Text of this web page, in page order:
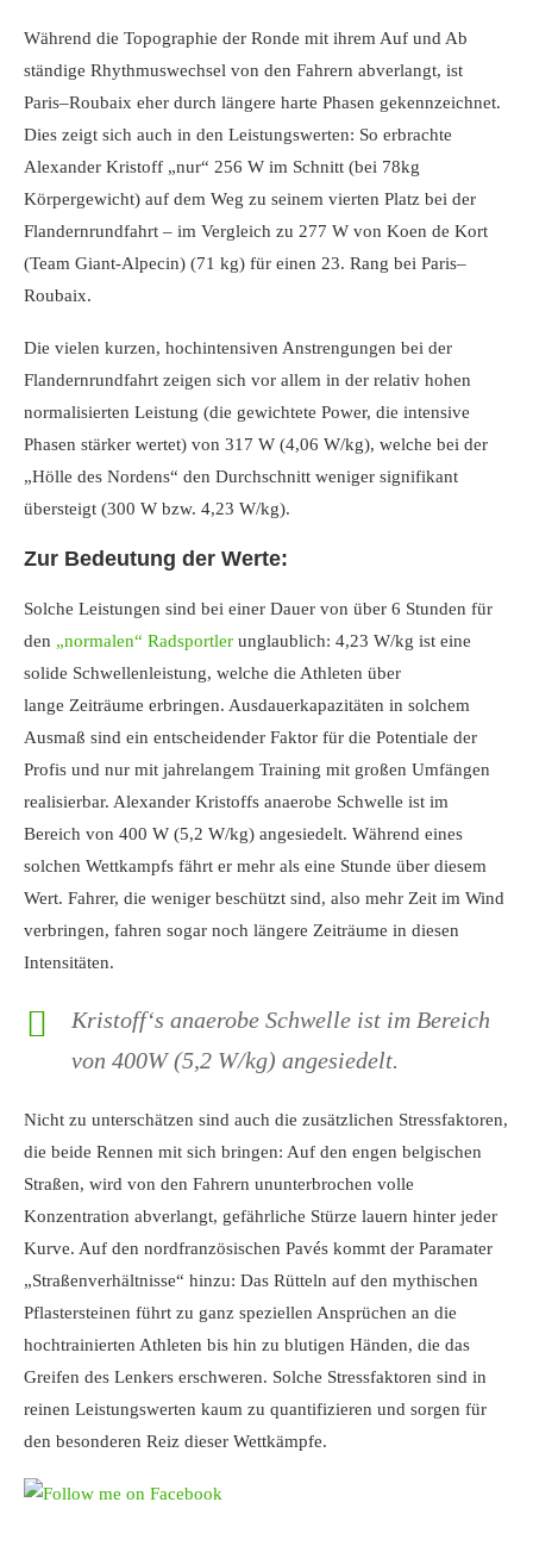
Während die Topographie der Ronde mit ihrem Auf und Ab
ständige Rhythmuswechsel von den Fahrern abverlangt, ist
Paris–Roubaix eher durch längere harte Phasen gekennzeichnet.
Dies zeigt sich auch in den Leistungswerten: So erbrachte
Alexander Kristoff „nur“ 256 W im Schnitt (bei 78kg
Körpergewicht) auf dem Weg zu seinem vierten Platz bei der
Flandernrundfahrt – im Vergleich zu 277 W von Koen de Kort
(Team Giant-Alpecin) (71 kg) für einen 23. Rang bei Paris–
Roubaix.
Die vielen kurzen, hochintensiven Anstrengungen bei der
Flandernrundfahrt zeigen sich vor allem in der relativ hohen
normalisierten Leistung (die gewichtete Power, die intensive
Phasen stärker wertet) von 317 W (4,06 W/kg), welche bei der
„Hölle des Nordens“ den Durchschnitt weniger signifikant
übersteigt (300 W bzw. 4,23 W/kg).
Zur Bedeutung der Werte:
Solche Leistungen sind bei einer Dauer von über 6 Stunden für
den „normalen“ Radsportler unglaublich: 4,23 W/kg ist eine
solide Schwellenleistung, welche die Athleten über
lange Zeiträume erbringen. Ausdauerkapazitäten in solchem
Ausmaß sind ein entscheidender Faktor für die Potentiale der
Profis und nur mit jahrelangem Training mit großen Umfängen
realisierbar. Alexander Kristoffs anaerobe Schwelle ist im
Bereich von 400 W (5,2 W/kg) angesiedelt. Während eines
solchen Wettkampfs fährt er mehr als eine Stunde über diesem
Wert. Fahrer, die weniger beschützt sind, also mehr Zeit im Wind
verbringen, fahren sogar noch längere Zeiträume in diesen
Intensitäten.
Kristoff‘s anaerobe Schwelle ist im Bereich
von 400W (5,2 W/kg) angesiedelt.
Nicht zu unterschätzen sind auch die zusätzlichen Stressfaktoren,
die beide Rennen mit sich bringen: Auf den engen belgischen
Straßen, wird von den Fahrern ununterbrochen volle
Konzentration abverlangt, gefährliche Stürze lauern hinter jeder
Kurve. Auf den nordfranzösischen Pavés kommt der Paramater
„Straßenverhältnisse“ hinzu: Das Rütteln auf den mythischen
Pflastersteinen führt zu ganz speziellen Ansprüchen an die
hochtrainierten Athleten bis hin zu blutigen Händen, die das
Greifen des Lenkers erschweren. Solche Stressfaktoren sind in
reinen Leistungswerten kaum zu quantifizieren und sorgen für
den besonderen Reiz dieser Wettkämpfe.